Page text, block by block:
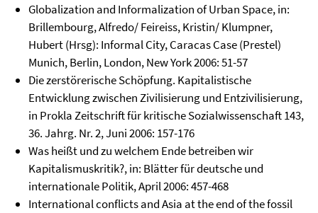
Globalization and Informalization of Urban Space, in:
Brillembourg, Alfredo/ Feireiss, Kristin/ Klumpner,
Hubert (Hrsg): Informal City, Caracas Case (Prestel)
Munich, Berlin, London, New York 2006: 51-57
Die zerstörerische Schöpfung. Kapitalistische
Entwicklung zwischen Zivilisierung und Entzivilisierung,
in Prokla Zeitschrift für kritische Sozialwissenschaft 143,
36. Jahrg. Nr. 2, Juni 2006: 157-176
Was heißt und zu welchem Ende betreiben wir
Kapitalismuskritik?, in: Blätter für deutsche und
internationale Politik, April 2006: 457-468
International conflicts and Asia at the end of the fossil